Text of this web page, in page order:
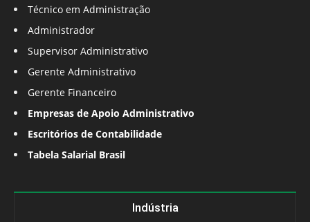
Técnico em Administração
Administrador
Supervisor Administrativo
Gerente Administrativo
Gerente Financeiro
Empresas de Apoio Administrativo
Escritórios de Contabilidade
Tabela Salarial Brasil
Indústria